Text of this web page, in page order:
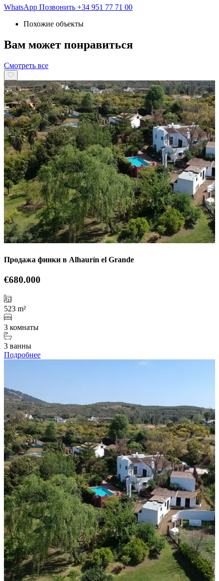
WhatsApp Позвонить +34 951 77 71 00
Похожие объекты
Вам может понравиться
Смотреть все
Продажа финки в Alhaurín el Grande
€680.000
523 m²
3 комнаты
3 ванны
Подробнее